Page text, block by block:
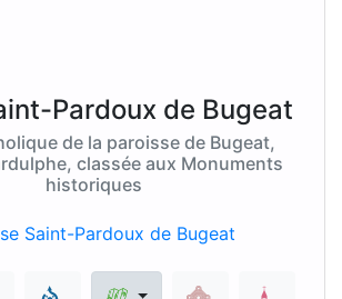
Pardoux de Bugeat
de la paroisse de Bugeat,
classée aux Monuments
historiques